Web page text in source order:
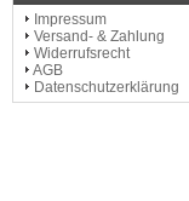
Impressum
Versand- & Zahlung
Widerrufsrecht
AGB
Datenschutzerklärung